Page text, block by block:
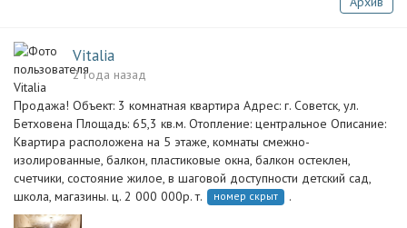
Vitalia
2 года назад
Продажа! Объект: 3 комнатная квартира Адрес: г. Советск, ул.
Бетховена Площадь: 65,3 кв.м. Отопление: центральное Описание:
Квартира расположена на 5 этаже, комнаты смежно-
изолированные, балкон, пластиковые окна, балкон остеклен,
счетчики, состояние жилое, в шаговой доступности детский сад,
школа, магазины. ц. 2 000 000р. т.
номер скрыт .